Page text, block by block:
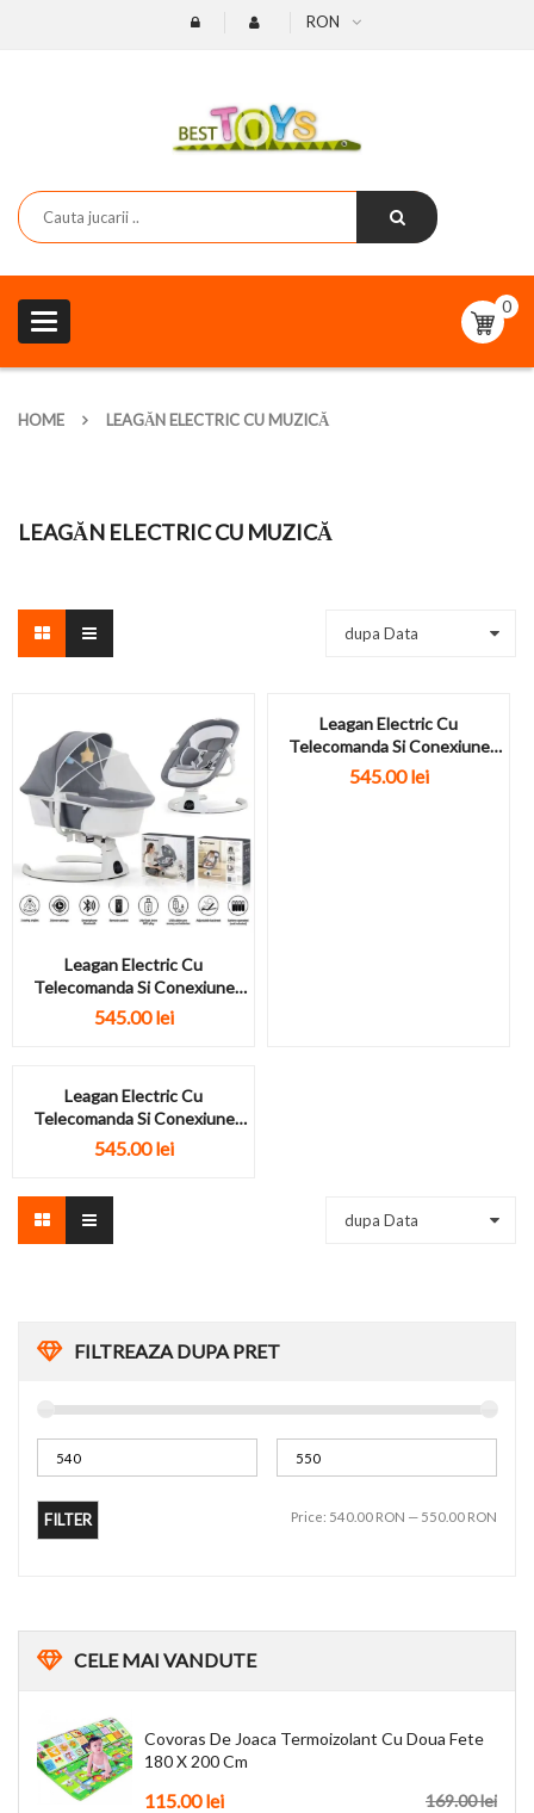
RON
Toggle
navigation
0
HOME LEAGĂN ELECTRIC CU MUZICĂ
FILTREAZA DUPA PRET
FILTER Price: 540.00 RON — 550.00 RON
CELEMAI VANDUTE
Covoras De Joaca Termoizolant Cu Doua Fete
180 X 200 Cm
169.00 lei
115.00 lei
LEAGĂN ELECTRIC CU MUZICĂ
dupa Data
Leagan Electric Cu
Telecomanda Si Conexiune
Bluetooth S028 Gri...
545.00 lei
Leagan Electric Cu
Telecomanda Si Conexiune
Bluetooth S028 Gri
545.00 lei
Leagan Electric Cu
Telecomanda Si Conexiune
Bluetooth S028 Bej
545.00 lei
dupa Data